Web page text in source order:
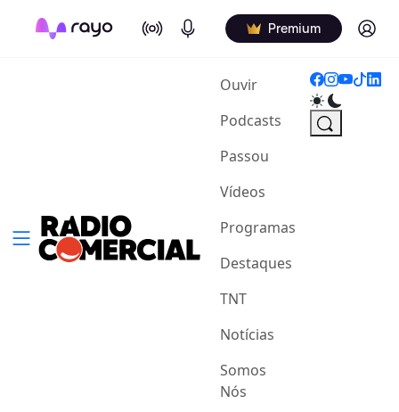
On Air Podcasts Premium Log in
Ouvir(current)
Podcasts
Passou
Vídeos
Programas
Destaques
TNT
Notícias
Somos
Nós